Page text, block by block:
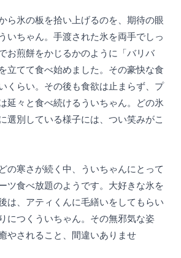
ら氷の板を拾い上げるのを、期待の眼
いちゃん。手渡された氷を両手でしっ
お煎餅をかじるかのように「バリバ
立てて食べ始めました。その豪快な食
くらい。その後も食欲は止まらず、プ
延々と食べ続けるういちゃん。どの氷
選別している様子には、つい笑みがこ
の寒さが続く中、ういちゃんにとって
ツ食べ放題のようです。大好きな氷を
は、アティくんに毛繕いをしてもらい
につくういちゃん。その無邪気な姿
やされること、間違いありませ